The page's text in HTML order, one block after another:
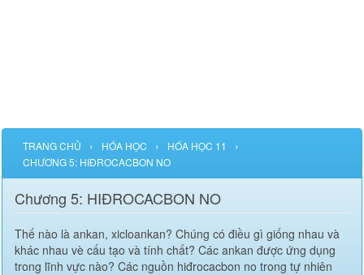
TRANG CHỦ › HÓA HỌC › HÓA HỌC 11 ›
CHƯƠNG 5: HIĐROCACBON NO
Chương 5: HIĐROCACBON NO
Thế nào là ankan, xicloankan? Chúng có điều gì giống nhau và
khác nhau vè cấu tạo và tính chất? Các ankan được ứng dụng
trong lĩnh vực nào? Các nguồn hiđrocacbon no trong tự nhiên